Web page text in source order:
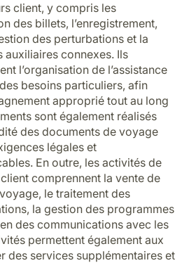
client, y compris les
des billets, l’enregistrement,
des perturbations et la
connexes. Ils
l’organisation de l’assistance
besoins particuliers, afin
approprié tout au long
sont également réalisés
des documents de voyage
légales et
En outre, les activités de
comprennent la vente de
le traitement des
la gestion des programmes
des communications avec les
permettent également aux
des services supplémentaires et